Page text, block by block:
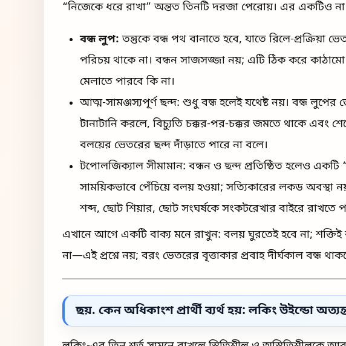
“নিজেকে ধরে রাখা” অন্তত তিনটি দরজা পেরোয়। এর একটিও
বন্ধ লুপ: তন্তুকে বন্ধ পথ বানাতে হবে, যাতে রিলে-প্রক্রিয়া
পরিচয় থাকে না। বন্ধন সাজসজ্জা নয়; এটি ঠিক করে
মেলাতে পারবে কি না।
আত্ম-সামঞ্জস্যপূর্ণ ছন্দ: শুধু বন্ধ হলেই যথেষ্ট নয়। বন্ধ
টানাটানি করলে, বিচ্যুতি চক্কর-পর-চক্কর জমতে থাকে এবং
বলয়ের ভেতরের ছন্দ দাঁড়াতে পারে না বলে।
টপোলজিক্যাল সীমামান: বন্ধন ও ছন্দ প্রতিষ্ঠিত হলেও একটি
সাময়িকভাবে পেঁচিয়ে বলয় হওয়া; সত্যিকারের লকড অবস্থা
শব্দ, ছোট শিয়ার, ছোট সংঘর্ষকে সংকটরেখার বাইরে রাখতে
এখানে আগে একটি বাক্য মনে রাখুন: বলয় ঘুরতেই হবে না; শক্তিই
না—এই প্রশ্নে নয়; বরং ভেতরের বৃত্তাকার প্রবাহ দীর্ঘকাল বন্ধ
ছয়. কেন অধিকাংশ প্রার্থী ব্যর্থ হয়: লকিং উইন্ডো